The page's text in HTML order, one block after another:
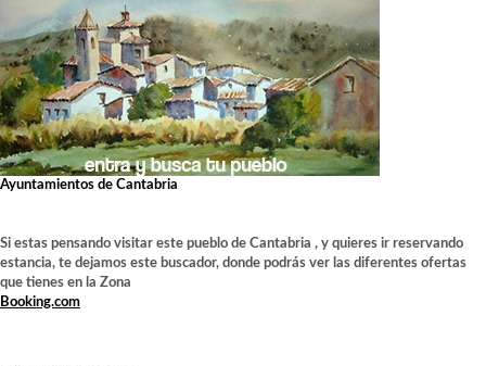
Ayuntamientos de Cantabria
Si estas pensando visitar este pueblo de Cantabria , y quieres ir reservando
estancia, te dejamos este buscador, donde podrás ver las diferentes ofertas
que tienes en la Zona
Booking.com